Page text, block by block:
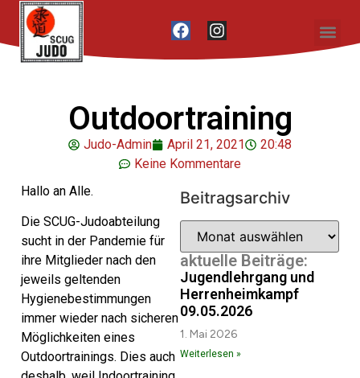
Outdoortraining
Judo-Admin April 21, 2021
20:48
Keine Kommentare
Hallo an Alle.
Die SCUG-Judoabteilung
sucht in der Pandemie für
ihre Mitglieder nach den
jeweils geltenden
Hygienebestimmungen
immer wieder nach sicheren
Möglichkeiten eines
Outdoortrainings. Dies auch
Beitragsarchiv
aktuelle Beiträge:
Jugendlehrgang und
Herrenheimkampf
09.05.2026
1. Mai 2026
Weiterlesen »